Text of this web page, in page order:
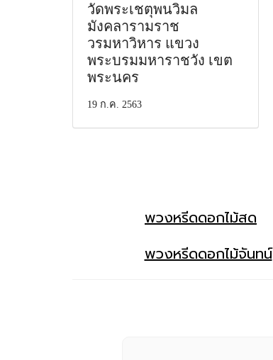
วัดพระเชตุพนวิมล
มังคลารามราช
วรมหาวิหาร แขวง
พระบรมมหาราชวัง เขต
พระนคร
19 ก.ค. 2563
พวงหรีดดอกไม้สด
พวงหรีดดอกไม้จันทน์